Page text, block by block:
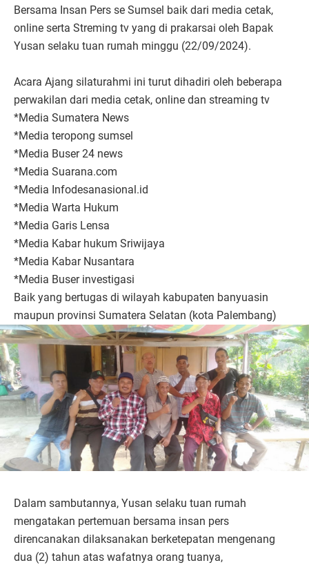
Bersama Insan Pers se Sumsel baik dari media cetak,
online serta Streming tv yang di prakarsai oleh Bapak
Yusan selaku tuan rumah minggu (22/09/2024).
Acara Ajang silaturahmi ini turut dihadiri oleh beberapa
perwakilan dari media cetak, online dan streaming tv
*Media Sumatera News
*Media teropong sumsel
*Media Buser 24 news
*Media Suarana.com
*Media Infodesanasional.id
*Media Warta Hukum
*Media Garis Lensa
*Media Kabar hukum Sriwijaya
*Media Kabar Nusantara
*Media Buser investigasi
Baik yang bertugas di wilayah kabupaten banyuasin
maupun provinsi Sumatera Selatan (kota Palembang)
Dalam sambutannya, Yusan selaku tuan rumah
mengatakan pertemuan bersama insan pers
direncanakan dilaksanakan berketepatan mengenang
dua (2) tahun atas wafatnya orang tuanya,